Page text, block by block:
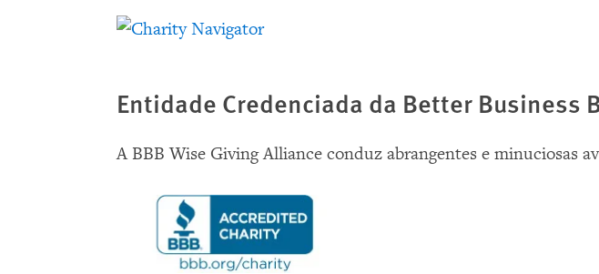
Entidade Credenciada da Better Business
A BBB Wise Giving Alliance conduz abrangentes e minuciosas